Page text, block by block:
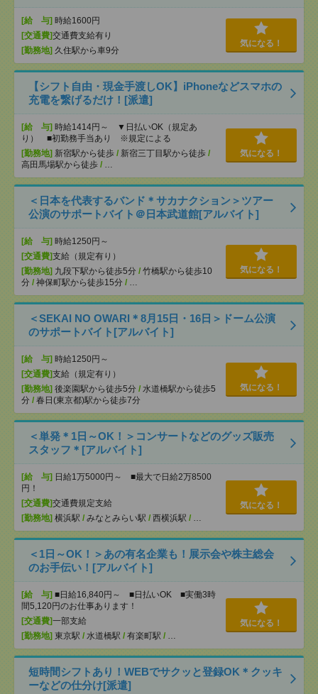
[給 与] 時給1600円
[交通費]交通費支給有り
[勤務地] 久住駅から車9分
気になる！
【シフト自由・現金手渡しOK】iPhoneなどスマホの
充電を繋げるだけ！[派遣]
[給 与] 時給1414円～ ▼日払いOK（規定あ
り） ■初勤務手当あり ※規定による
[勤務地] 新宿駅から徒歩 / 新宿三丁目駅から徒歩 /
高田馬場駅から徒歩 / …
気になる！
＜日本を代表するバンド＊サカナクション＞ツアー
公演のサポートバイト＠日本武道館[アルバイト]
[給 与] 時給1250円～
[交通費]支給（規定有り）
[勤務地] 九段下駅から徒歩5分 / 竹橋駅から徒歩10
分 / 神保町駅から徒歩15分 / …
気になる！
＜SEKAI NO OWARI＊8月15日・16日＞ドーム公演
のサポートバイト[アルバイト]
[給 与] 時給1250円～
[交通費]支給（規定有り）
[勤務地] 後楽園駅から徒歩5分 / 水道橋駅から徒歩5
分 / 春日(東京都)駅から徒歩7分
気になる！
＜単発＊1日～OK！＞コンサートなどのグッズ販売
スタッフ＊[アルバイト]
[給 与] 日給1万5000円～ ■最大で日給2万8500
円！
[交通費]交通費規定支給
[勤務地] 横浜駅 / みなとみらい駅 / 西横浜駅 / …
気になる！
＜1日～OK！＞あの有名企業も！展示会や株主総会
のお手伝い！[アルバイト]
[給 与] ■日給16,840円～ ■日払いOK ■実働3時
間5,120円のお仕事あります！
[交通費]一部支給
[勤務地] 東京駅 / 水道橋駅 / 有楽町駅 / …
気になる！
短時間シフトあり！WEBでサクッと登録OK＊クッキ
ーなどの仕分け[派遣]